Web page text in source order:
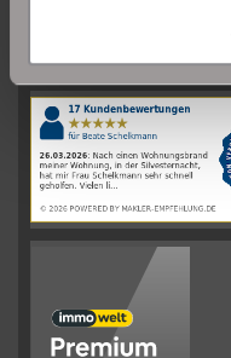
4.61von5Sternen
|110Schelkmann
ImmobilienBewertungen
auf
werkenntdenBESTEN.de